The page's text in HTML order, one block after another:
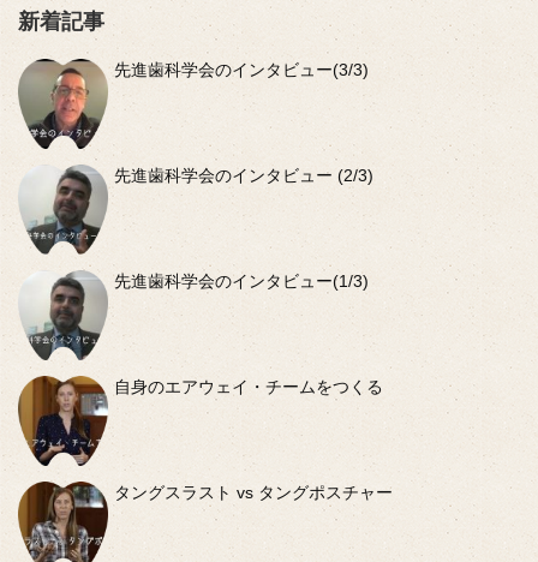
新着記事
先進歯科学会のインタビュー(3/3)
先進歯科学会のインタビュー (2/3)
先進歯科学会のインタビュー(1/3)
自身のエアウェイ・チームをつくる
タングスラスト vs タングポスチャー